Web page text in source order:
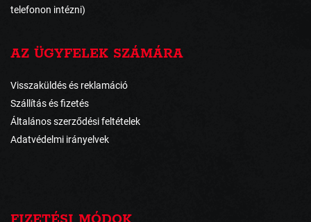
telefonon intézni)
AZ ÜGYFELEK SZÁMÁRA
Visszaküldés és reklamáció
Szállítás és fizetés
Általános szerződési feltételek
Adatvédelmi irányelvek